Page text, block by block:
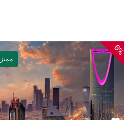
مميز
6%